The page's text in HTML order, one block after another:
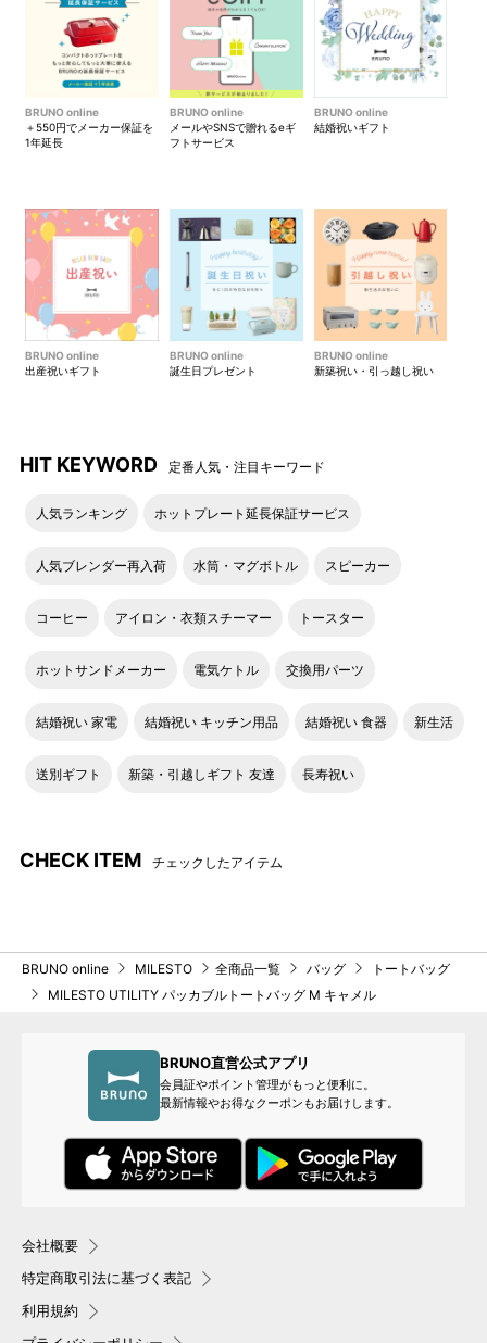
手荷物になりがちなマップも
便利に収納できます。
背面ベルトでキャリーを通せ
るので、旅先での使用にもお
すすめです。
●たたみ方
ります。
す。
ポケットの中に収納出来たら
完了。
BRUNO online
＋550円でメーカー保証を
1年延長
BRUNO online
メールやSNSで贈れるeギ
フトサービス
BRUNO online
結婚祝いギフト
BRUNO online
出産祝いギフト
BRUNO online
誕生日プレゼント
BRUNO online
新築祝い・引っ越し祝い
HIT KEYWORD 定番人気・注目キーワード
人気ランキング ホットプレート延長保証サービス
人気ブレンダー再入荷 水筒・マグボトル スピーカー
コーヒー アイロン・衣類スチーマー トースター
ホットサンドメーカー 電気ケトル 交換用パーツ
結婚祝い 家電 結婚祝い キッチン用品 結婚祝い 食器 新生活
送別ギフト 新築・引越しギフト 友達 長寿祝い
CHECK ITEM チェックしたアイテム
BRUNO online MILESTO 全商品一覧 バッグ
トートバッグ
MILESTO UTILITY パッカブルトートバッグ M キャメル
BRUNO直営公式アプリ
会員証やポイント管理がもっと便利に。
最新情報やお得なクーポンもお届けします。
会社概要
特定商取引法に基づく表記
利用規約